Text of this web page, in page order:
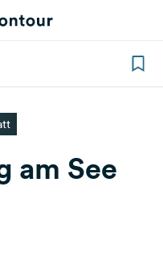
am See